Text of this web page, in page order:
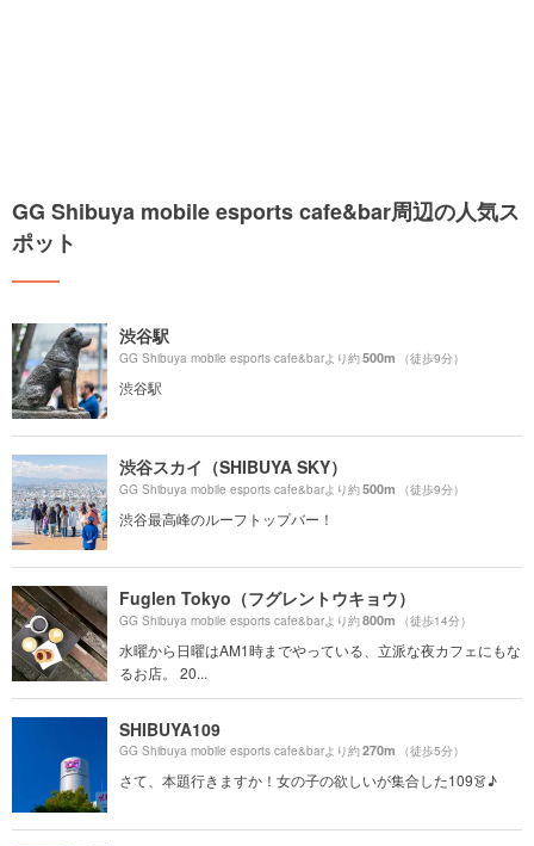
GG Shibuya mobile esports cafe&bar周辺の人気ス
ポット
渋谷駅
GG Shibuya mobile esports cafe&barより約500m （徒歩9分）
渋谷駅
渋谷スカイ（SHIBUYA SKY）
GG Shibuya mobile esports cafe&barより約500m （徒歩9分）
渋谷最高峰のルーフトップバー！
Fuglen Tokyo（フグレントウキョウ）
GG Shibuya mobile esports cafe&barより約800m （徒歩14分）
水曜から日曜はAM1時までやっている、立派な夜カフェにもな
るお店。 20...
SHIBUYA109
GG Shibuya mobile esports cafe&barより約270m （徒歩5分）
さて、本題行きますか！女の子の欲しいが集合した109👗♪